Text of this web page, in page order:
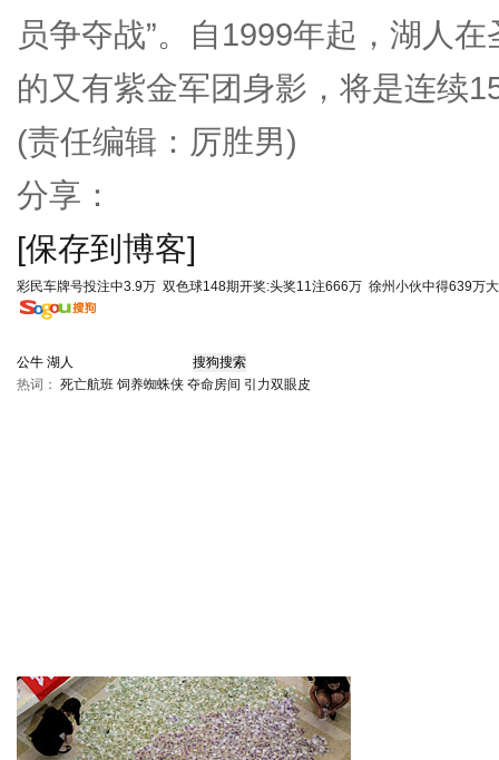
员争夺战”。自1999年起，湖人
的又有紫金军团身影，将是连续
(责任编辑：厉胜男)
分享：
[保存到博客]
彩民车牌号投注中3.9万 双色球148期开奖:头奖11注666万 徐州小伙中得639万
热词： 死亡航班 饲养蜘蛛侠 夺命房间 引力双眼皮